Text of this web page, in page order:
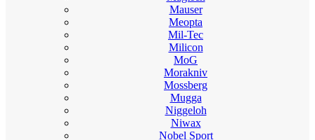
Mauser
Meopta
Mil-Tec
Milicon
MoG
Morakniv
Mossberg
Mugga
Niggeloh
Niwax
Nobel Sport